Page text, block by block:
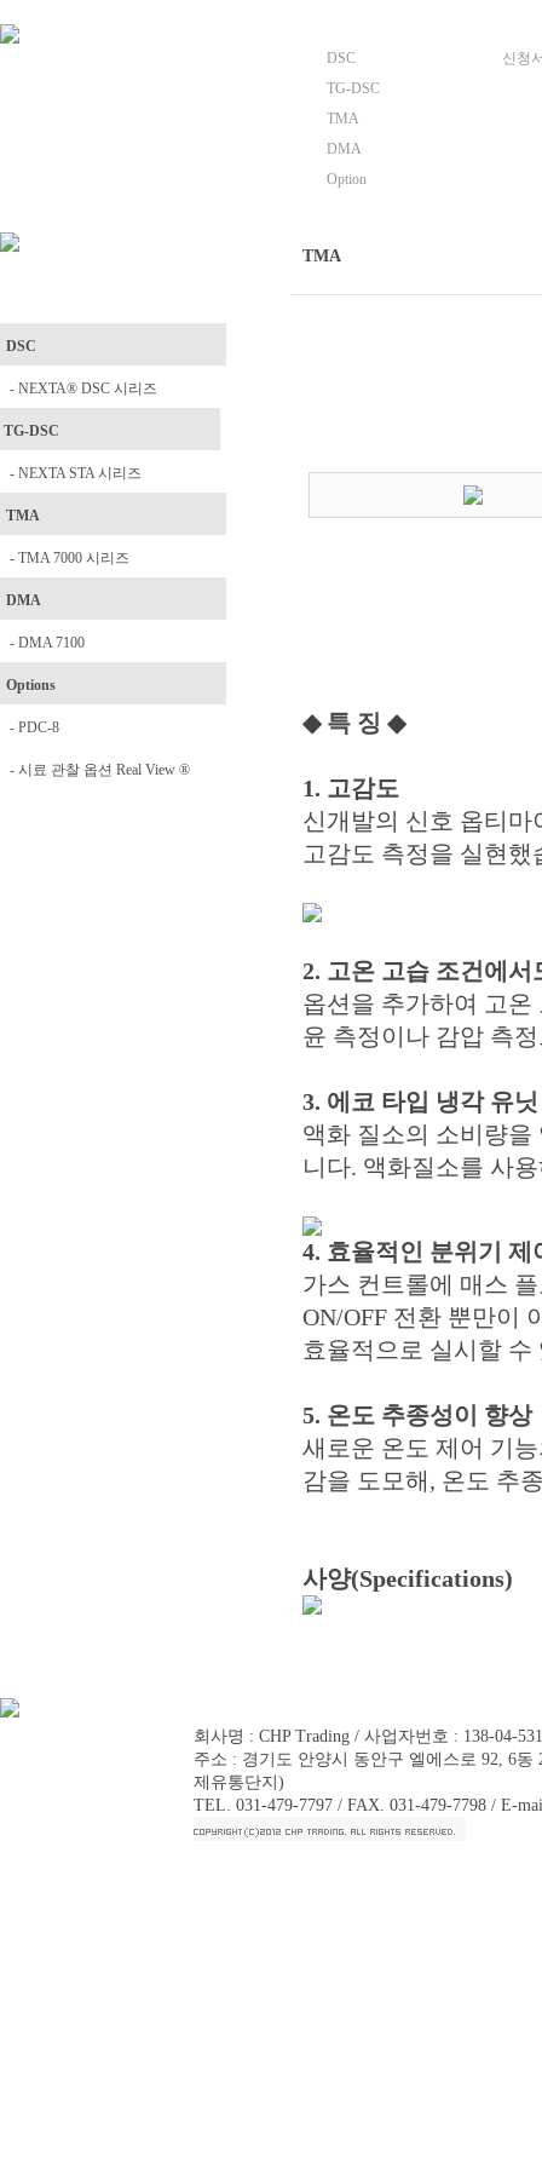
DSC
TG-DSC
TMA
DMA
Option
신청
DSC
- NEXTA® DSC 시리즈
TG-DSC
- NEXTA STA 시리즈
TMA
- TMA 7000 시리즈
DMA
- DMA 7100
Options
- PDC-8
- 시료 관찰 옵션 Real View ®
TMA
◆특 징 ◆
1. 고감도
신개발의 신호 옵티
고감도 측정을 실현했
2. 고온 고습 조건에서
옵션을 추가하여 고온
윤 측정이나 감압 측
3. 에코 타입 냉각 유닛
액화 질소의 소비량을
니다. 액화질소를 사
4. 효율적인 분위기 제
가스 컨트롤에 매스
ON/OFF 전환 뿐만이
효율적으로 실시할 수
5. 온도 추종성이 향상
새로운 온도 제어 기
감을 도모해, 온도 추
사양(Specifications)
회사명 : CHP Trading / 사업자번호 : 138-04-
주소 : 경기도 안양시 동안구 엘에스로 92, 6동
제유통단지)
TEL. 031-479-7797 / FAX. 031-479-7798 / E-